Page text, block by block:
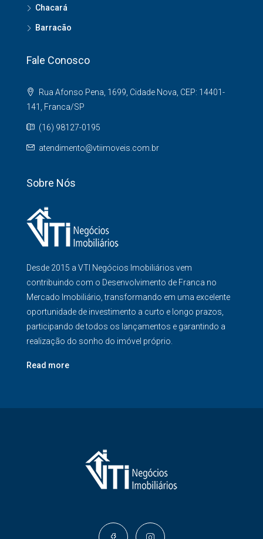
Chacará
Barracão
Fale Conosco
Rua Afonso Pena, 1699, Cidade Nova, CEP: 14401-
141, Franca/SP
(16) 98127-0195
atendimento@vtiimoveis.com.br
Sobre Nós
Desde 2015 a VTI Negócios Imobiliários vem
contribuindo com o Desenvolvimento de Franca no
Mercado Imobiliário, transformando em uma excelente
oportunidade de investimento a curto e longo prazos,
participando de todos os lançamentos e garantindo a
realização do sonho do imóvel próprio.
Read more